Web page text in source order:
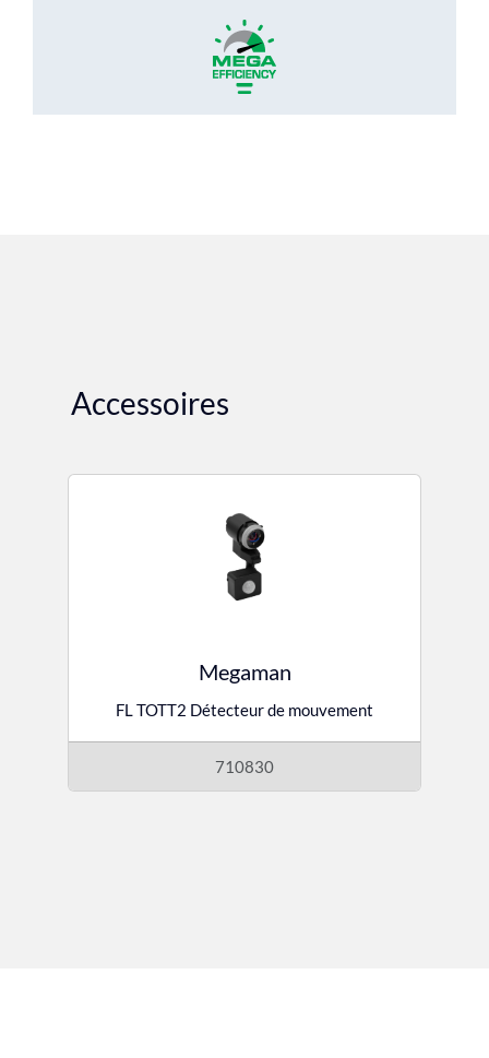
Accessoires
Megaman
FL TOTT2 Détecteur de mouvement
710830